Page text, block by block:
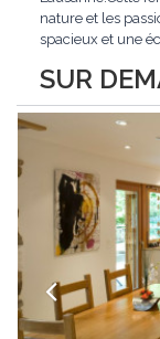
SUR
nature et les
spacieux et une
authentique et
duplex 2,5